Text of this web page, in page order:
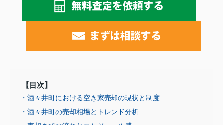
【目次】
・酒々井町における空き家売却の現状と制度
・酒々井町の売却相場とトレンド分析